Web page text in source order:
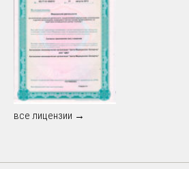
все лицензии →